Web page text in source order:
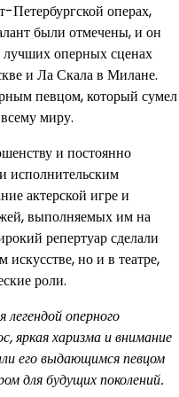
Петербургской операх,
были отмечены, и он
лучших оперных сценах
и Ла Скала в Милане.
певцом, который сумел
миру.
и постоянно
исполнительским
актерской игре и
выполняемых им на
репертуар сделали
но и в театре,
роли.
оперного
яркая харизма и внимание
его выдающимся певцом
для будущих поколений.